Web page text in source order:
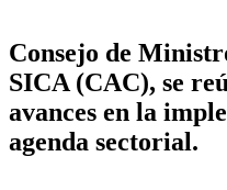
Consejo de
SICA (CAC), se
avances en la
agenda sectorial.